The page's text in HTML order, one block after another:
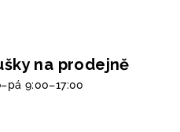
na prodejně
9:00–17:00